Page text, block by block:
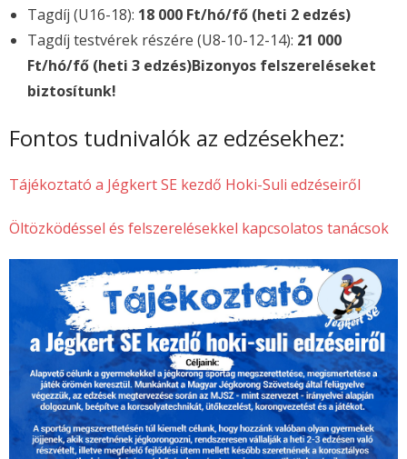
Tagdíj (U16-18): 18 000 Ft/hó/fő (heti 2 edzés)
Tagdíj testvérek részére (U8-10-12-14): 21 000
Ft/hó/fő (heti 3 edzés)Bizonyos felszereléseket
biztosítunk!
Fontos tudnivalók az edzésekhez:
Tájékoztató a Jégkert SE kezdő Hoki-Suli edzéseiről
Öltözködéssel és felszerelésekkel kapcsolatos tanácsok